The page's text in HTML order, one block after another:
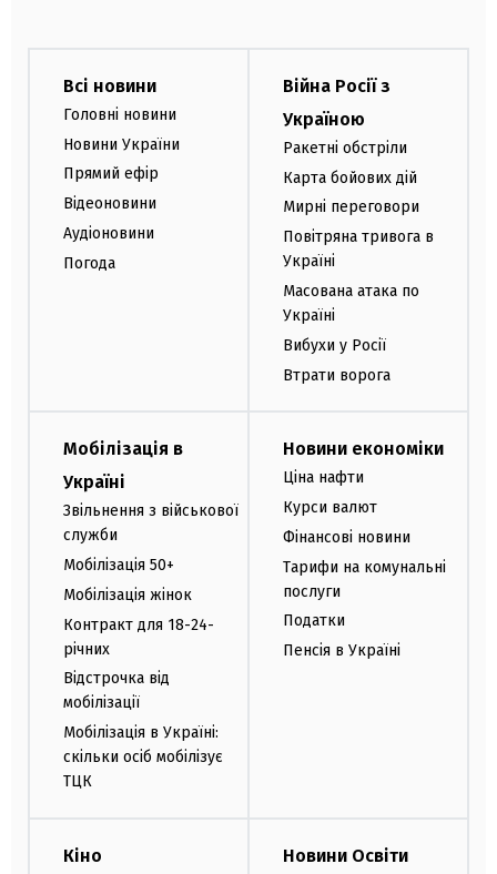
Всі новини
Головні новини
Новини України
Прямий ефір
Відеоновини
Аудіоновини
Погода
Війна Росії з
Україною
Ракетні обстріли
Карта бойових дій
Мирні переговори
Повітряна тривога в
Україні
Масована атака по
Україні
Вибухи у Росії
Втрати ворога
Мобілізація в
Україні
Звільнення з військової
служби
Мобілізація 50+
Мобілізація жінок
Контракт для 18-24-
річних
Відстрочка від
мобілізації
Мобілізація в Україні:
скільки осіб мобілізує
ТЦК
Новини економіки
Ціна нафти
Курси валют
Фінансові новини
Тарифи на комунальні
послуги
Податки
Пенсія в Україні
Кіно Новини Освіти